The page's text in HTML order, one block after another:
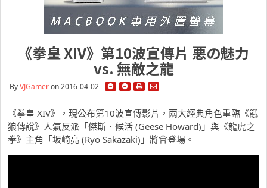
《拳皇 XIV》第10波宣傳片 悪の魅力
vs. 無敵之龍
ByVJGameron 2016-04-02
《拳皇 XIV》，現公布第10波宣傳影片，兩大經典角色重臨《餓
狼傳說》人氣反派「傑斯．候活 (Geese Howard)」與《龍虎之
拳》主角「坂崎亮 (Ryo Sakazaki)」將會登場。